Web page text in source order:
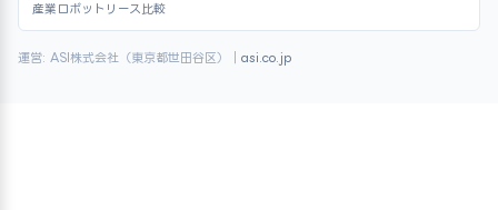
産業ロボットリース比較
運営: ASI株式会社（東京都世田谷区）｜ asi.co.jp